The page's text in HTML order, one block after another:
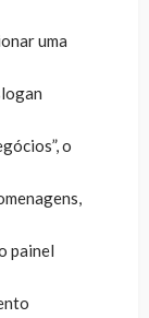
uma
o
painel